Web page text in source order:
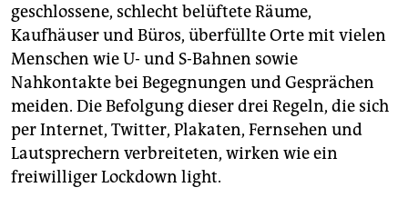
geschlossene, schlecht belüftete Räume,
Kaufhäuser und Büros, überfüllte Orte mit vielen
Menschen wie U- und S-Bahnen sowie
Nahkontakte bei Begegnungen und Gesprächen
meiden. Die Befolgung dieser drei Regeln, die sich
per Internet, Twitter, Plakaten, Fernsehen und
Lautsprechern verbreiteten, wirken wie ein
freiwilliger Lockdown light.